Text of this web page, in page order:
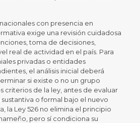
con presencia en
exige una revisión cuidadosa
toma de decisiones,
real de actividad en el país. Para
privadas o entidades
el análisis inicial deberá
si existe o no un grupo
criterios de la ley, antes de evaluar
o formal bajo el nuevo
la Ley 526 no elimina el principio
pero sí condiciona su